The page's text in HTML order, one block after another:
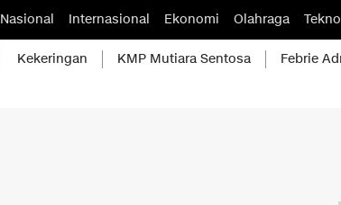
Nasional Internasional Ekonomi Olahraga
Kekeringan KMP Mutiara Sentosa Febrie